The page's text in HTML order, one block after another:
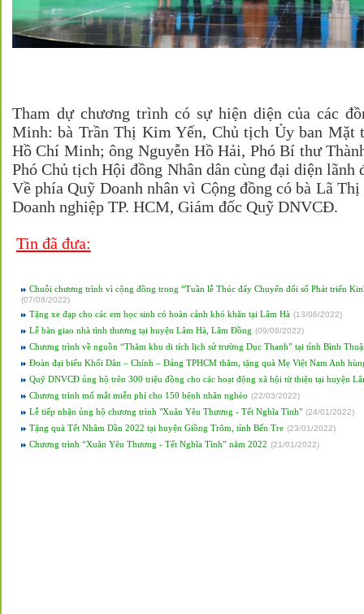
Tham dự chương trình có sự hiện diện của các
Minh: bà Trần Thị Kim Yến, Chủ tịch Ủy ban Mặt
Hồ Chí Minh; ông Nguyễn Hồ Hải, Phó Bí thư
Phó Chủ tịch Hội đồng Nhân dân cùng đại diện lãnh
Về phía Quỹ Doanh nhân vì Cộng đồng có bà Lã
Doanh nghiệp TP. HCM, Giám đốc Quỹ DNVCĐ.
Tin đã đưa:
Chuỗi chương trình vì cộng đồng trong “Tuần lễ Thúc đẩy Chuyển đổi số Phát triển
(07/08/2022)
Tặng xe đạp cho các em học sinh có hoàn cảnh khó khăn tại Lâm Hà (13/06/2022)
Lễ bàn giao nhà tình thương tại huyện Lâm Hà, Lâm Đồng (09/06/2022)
Chương trình về nguồn “Thăm khu di tích lịch sử trường Dục Thanh” tại tỉnh Bình
Đoàn đại biểu Khối Dân – Chính – Đảng TPHCM thăm, tặng quà Mẹ Việt Nam Anh
Quỹ DNVCĐ ủng hộ trên 300 triệu đồng cho các hoạt động xã hội từ thiện tại huyện
Chương trình mổ mắt miễn phí cho 150 bệnh nhân nghèo (22/03/2022)
Lễ tiếp nhận ủng hộ chương trình "Xuân Yêu Thương - Tết Nghĩa Tình" (24/01/2022)
Tặng quà Tết Nhâm Dần 2022 tại huyện Giồng Trôm, tỉnh Bến Tre (23/01/2022)
Chương trình “Xuân Yêu Thương - Tết Nghĩa Tình” năm 2022 (21/01/2022)